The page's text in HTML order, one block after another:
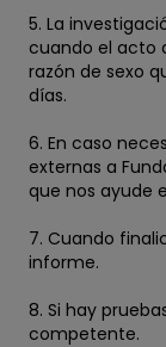
5. La
cuando el acto
razón de sexo
días.
6. En caso
externas a
que nos ayude
7. Cuando
informe.
8. Si hay
competente.